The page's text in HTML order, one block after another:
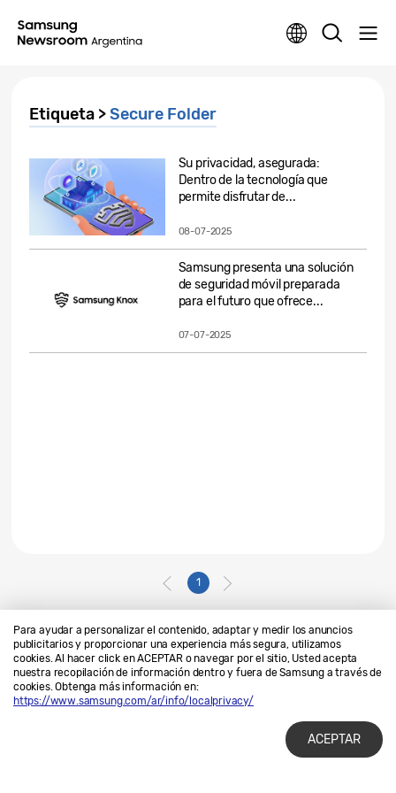
Para ayudar a personalizar el contenido, adaptar y medir los anuncios
publicitarios y proporcionar una experiencia más segura, utilizamos
cookies. Al hacer click en ACEPTAR o navegar por el sitio, Usted acepta
nuestra recopilación de información dentro y fuera de Samsung a través de
cookies. Obtenga más información en:
https://www.samsung.com/ar/info/localprivacy/
ACEPTAR
Etiqueta >Secure Folder
Su privacidad, asegurada:
Dentro de la tecnología que
permite disfrutar de...
08-07-2025
Samsung presenta una solución
de seguridad móvil preparada
para el futuro que ofrece...
07-07-2025
1
Contáctanos
SAMSUNG.COM
Privacidad